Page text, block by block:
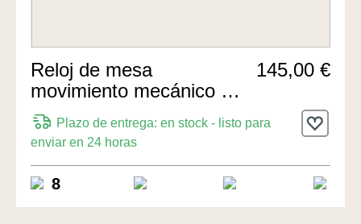
Reloj de mesa
movimiento mecánico de
8 días 20cm de Hermle
Uhren
145,00 €
Plazo de entrega: en stock - listo para
enviar en 24 horas
8